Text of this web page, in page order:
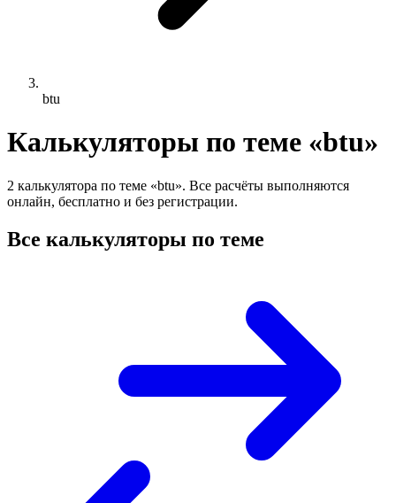
btu
Калькуляторы по теме «btu»
2 калькулятора по теме «btu». Все расчёты выполняются
онлайн, бесплатно и без регистрации.
Все калькуляторы по теме